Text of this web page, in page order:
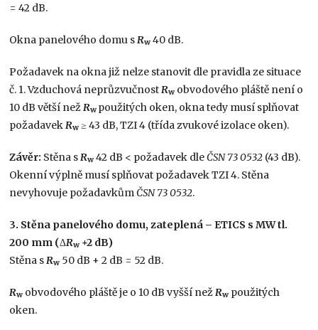
= 42 dB.
Okna panelového domu s Rw 40 dB.
Požadavek na okna již nelze stanovit dle pravidla ze situace
č. 1. Vzduchová neprůzvučnost Rw obvodového pláště není o
10 dB větší než Rw použitých oken, okna tedy musí splňovat
požadavek Rw ≥ 43 dB, TZI 4 (třída zvukové izolace oken).
Závěr: Stěna s Rw 42 dB < požadavek dleČSN 73 0532 (43 dB).
Okenní výplně musí splňovat požadavek TZI 4. Stěna
nevyhovuje požadavkůmČSN 73 0532.
3. Stěna panelového domu, zateplená – ETICS s MW tl.
200 mm (ΔRw +2 dB)
Stěna s Rw 50 dB + 2 dB = 52 dB.
Rw obvodového pláště je o 10 dB vyšší než Rw použitých
oken.